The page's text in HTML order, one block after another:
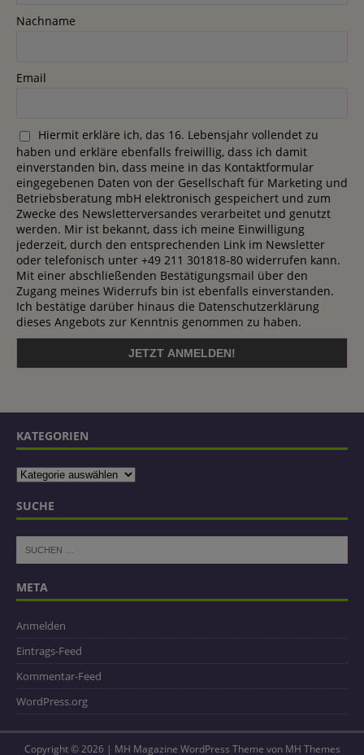
Nachname
Email
Hiermit erkläre ich, das 16. Lebensjahr vollendet zu
haben und erkläre ebenfalls freiwillig, dass ich damit
einverstanden bin, dass meine in das Kontaktformular
eingegebenen Daten von der Gesellschaft für Marketing und
Betriebsberatung mbH elektronisch gespeichert und zum
Zwecke des Newsletterversandes verarbeitet und genutzt
werden. Mir ist bekannt, dass ich meine Einwilligung
jederzeit, durch den entsprechenden Link im Newsletter
oder telefonisch unter +49 211 301818-80 widerrufen kann.
Mit einer abschließenden Bestätigungsmail über den
Zugang meines Widerrufs bin ist ebenfalls einverstanden.
Ich bestätige darüber hinaus die Datenschutzerklärung
dieses Angebots zur Kenntnis genommen zu haben.
KATEGORIEN
SUCHE
META
Anmelden
Eintrags-Feed
Kommentar-Feed
WordPress.org
Copyright © 2026 | MH Magazine WordPress Theme von MH Themes